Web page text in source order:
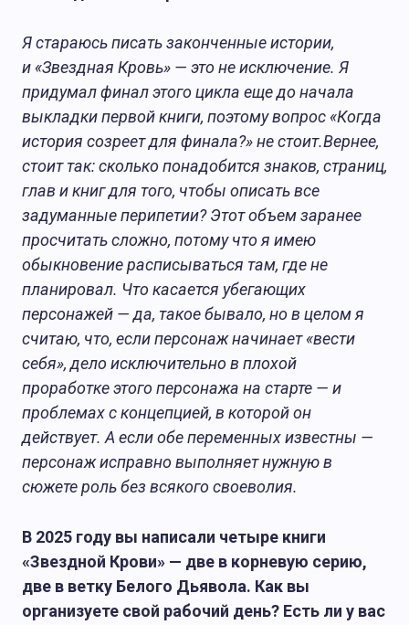
Я стараюсь писать законченные истории,
и «Звездная Кровь» — это не исключение. Я
придумал финал этого цикла еще до начала
выкладки первой книги, поэтому вопрос «Когда
история созреет для финала?» не стоит.Вернее,
стоит так: сколько понадобится знаков, страниц,
глав и книг для того, чтобы описать все
задуманные перипетии? Этот объем заранее
просчитать сложно, потому что я имею
обыкновение расписываться там, где не
планировал. Что касается убегающих
персонажей — да, такое бывало, но в целом я
считаю, что, если персонаж начинает «вести
себя», дело исключительно в плохой
проработке этого персонажа на старте — и
проблемах с концепцией, в которой он
действует. А если обе переменных известны —
персонаж исправно выполняет нужную в
сюжете роль без всякого своеволия.
В 2025 году вы написали четыре книги
«Звездной Крови» — две в корневую серию,
две в ветку Белого Дьявола. Как вы
организуете свой рабочий день? Есть ли у вас